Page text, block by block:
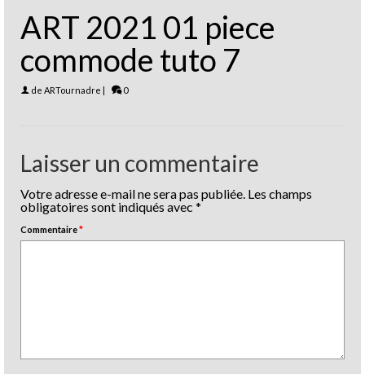
ART 2021 01 piece
commode tuto 7
de ARTournadre | 0
Laisser un commentaire
Votre adresse e-mail ne sera pas publiée. Les champs
obligatoires sont indiqués avec *
Commentaire*